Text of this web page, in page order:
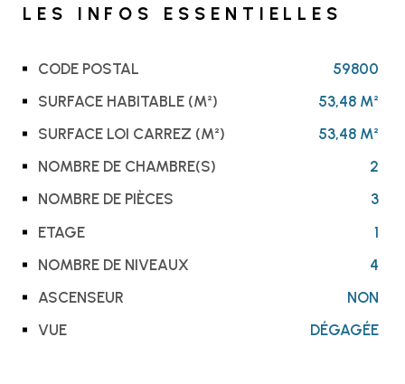
LES INFOS ESSENTIELLES
Caractérisque Valeurs
CODE POSTAL
59800
SURFACE HABITABLE (M²)
53,48 M²
SURFACE LOI CARREZ (M²)
53,48 M²
NOMBRE DE CHAMBRE(S)
2
NOMBRE DE PIÈCES
3
ETAGE
1
NOMBRE DE NIVEAUX
4
ASCENSEUR
NON
VUE
DÉGAGÉE